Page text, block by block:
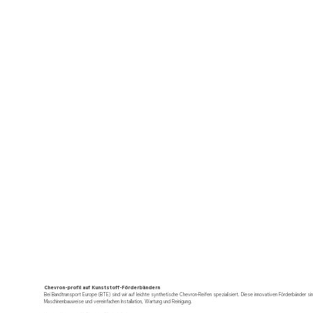
Chevron-profil auf Kunststoff-Förderbändern
Bei Bandtransport Europe (BTE) sind wir auf leichte synthetische Chevron-Reifen spezialisiert. Diese innovativen Förderbänder
Maschinenbauweise und vereinfachen Installation, Wartung und Reinigung.